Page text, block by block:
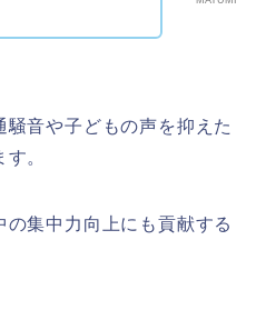
音や子どもの声を抑えた
。
集中力向上にも貢献する